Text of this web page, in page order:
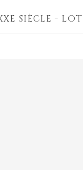
SIÈCLE - LOT